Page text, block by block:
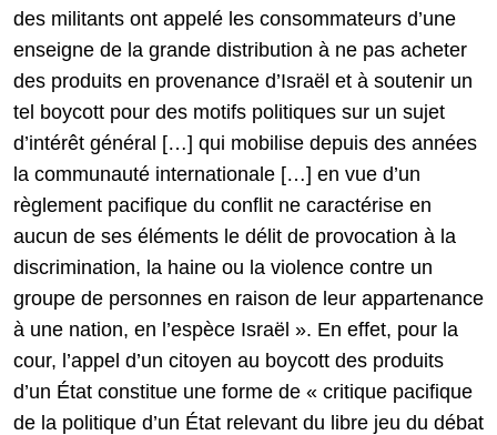
des militants ont appelé les consommateurs d’une
enseigne de la grande distribution à ne pas acheter
des produits en provenance d’Israël et à soutenir un
tel boycott pour des motifs politiques sur un sujet
d’intérêt général […] qui mobilise depuis des années
la communauté internationale […] en vue d’un
règlement pacifique du conflit ne caractérise en
aucun de ses éléments le délit de provocation à la
discrimination, la haine ou la violence contre un
groupe de personnes en raison de leur appartenance
à une nation, en l’espèce Israël ». En effet, pour la
cour, l’appel d’un citoyen au boycott des produits
d’un État constitue une forme de « critique pacifique
de la politique d’un État relevant du libre jeu du débat